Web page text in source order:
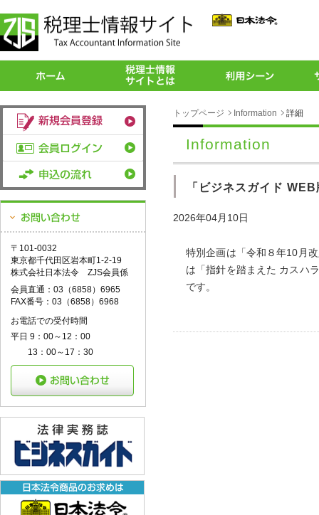
〒101-0032
東京都千代田区岩本町1-2-19
株式会社日本法令 ZJS会員係
会員直通：03（6858）6965
FAX番号：03（6858）6968
お電話での受付時間
平日 9：00～12：00
13：00～17：30
トップページ Information 詳細
Information
「ビジネスガイド
2026年04月10日
特別企画は「令和８年10月
は「指針を踏まえた カスハ
です。